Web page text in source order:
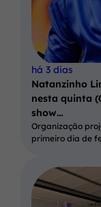
há 3 dias
Natanzinho
nesta quinta
show…
Organização
primeiro dia de